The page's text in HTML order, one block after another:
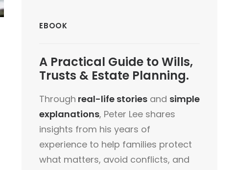
EBOOK
A Practical Guide to Wills,
Trusts & Estate Planning.
Through real-life stories and simple
explanations, Peter Lee shares
insights from his years of
experience to help families protect
what matters, avoid conflicts, and